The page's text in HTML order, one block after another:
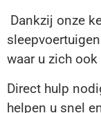
Dankzij onze
waar u zich
Direct hulp
helpen u snel